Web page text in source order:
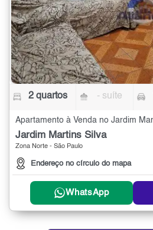
2 quartos - suíte
Jardim Martins Silva
Zona Norte - São Paulo
Endereço no círculo do mapa
WhatsApp